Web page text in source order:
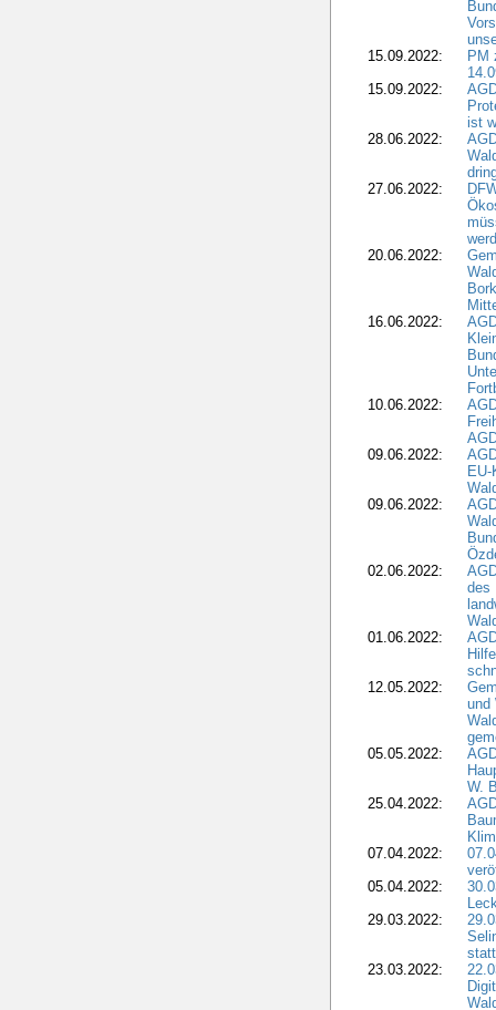
15.09.2022:
PM
15.09.2022:
ist
28.06.2022:
27.06.2022:
20.06.2022:
16.06.2022:
10.06.2022:
09.06.2022:
09.06.2022:
02.06.2022:
des
01.06.2022:
12.05.2022:
und
05.05.2022:
W.
25.04.2022:
07.04.2022:
05.04.2022:
29.03.2022:
23.03.2022: